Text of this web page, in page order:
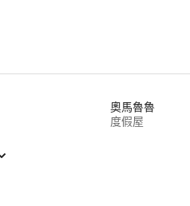
奧馬魯魯
度假屋